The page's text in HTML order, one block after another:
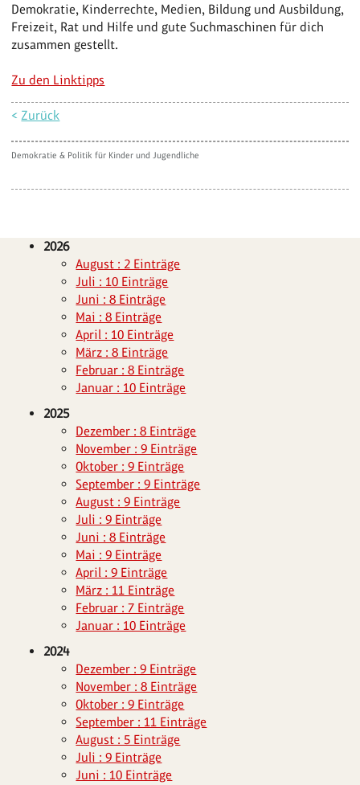
Demokratie, Kinderrechte, Medien, Bildung und Ausbildung,
Freizeit, Rat und Hilfe und gute Suchmaschinen für dich
zusammen gestellt.
Zu den Linktipps
< Zurück
Demokratie & Politik für Kinder und Jugendliche
2026
August : 2 Einträge
Juli : 10 Einträge
Juni : 8 Einträge
Mai : 8 Einträge
April : 10 Einträge
März : 8 Einträge
Februar : 8 Einträge
Januar : 10 Einträge
2025
Dezember : 8 Einträge
November : 9 Einträge
Oktober : 9 Einträge
September : 9 Einträge
August : 9 Einträge
Juli : 9 Einträge
Juni : 8 Einträge
Mai : 9 Einträge
April : 9 Einträge
März : 11 Einträge
Februar : 7 Einträge
Januar : 10 Einträge
2024
Dezember : 9 Einträge
November : 8 Einträge
Oktober : 9 Einträge
September : 11 Einträge
August : 5 Einträge
Juli : 9 Einträge
Juni : 10 Einträge